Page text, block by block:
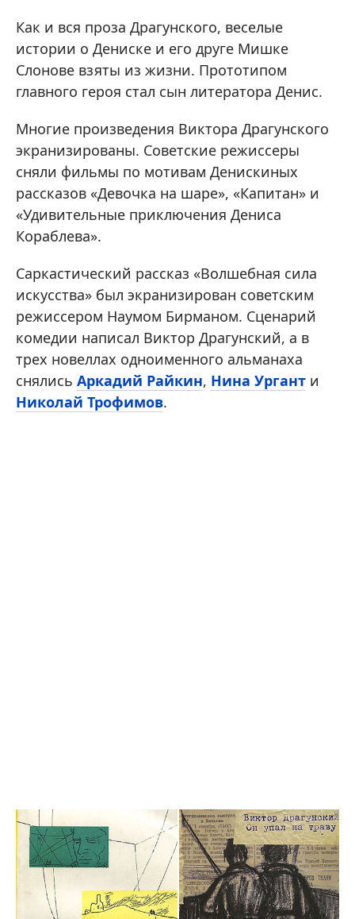
Как и вся проза Драгунского, веселые
истории о Дениске и его друге Мишке
Слонове взяты из жизни. Прототипом
главного героя стал сын литератора Денис.
Многие произведения Виктора Драгунского
экранизированы. Советские режиссеры
сняли фильмы по мотивам Денискиных
рассказов «Девочка на шаре», «Капитан» и
«Удивительные приключения Дениса
Кораблева».
Саркастический рассказ «Волшебная сила
искусства» был экранизирован советским
режиссером Наумом Бирманом. Сценарий
комедии написал Виктор Драгунский, а в
трех новеллах одноименного альманаха
снялись Аркадий Райкин, Нина Ургант и
Николай Трофимов.